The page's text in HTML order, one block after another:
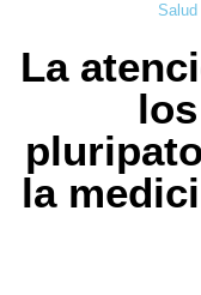
Salud
La
la